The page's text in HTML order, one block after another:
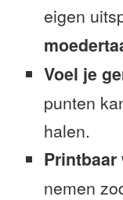
eigen
Voel je
punten
halen.
nemen